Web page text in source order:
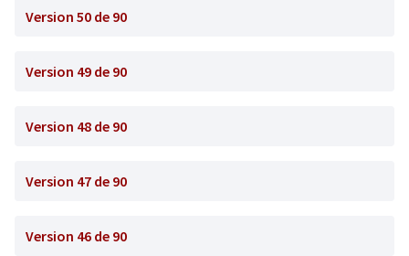
Version 50 de 90
Version 49 de 90
Version 48 de 90
Version 47 de 90
Version 46 de 90